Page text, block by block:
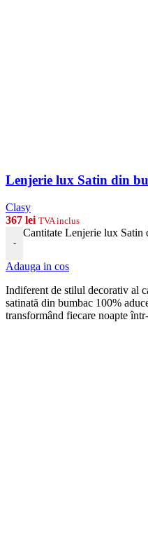
Lenjerie lux Satin din
Clasy
367 lei TVA inclus
-
Cantitate Lenjerie lux Satin
Adauga in cos
Indiferent de stilul decorativ al
satinată din bumbac 100%
transformând fiecare noapte